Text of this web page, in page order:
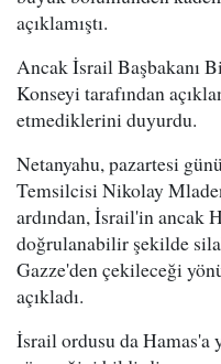
açıklamıştı.
Ancak İsrail Başbakanı
Konseyi tarafından
etmediklerini duyurdu.
Netanyahu, pazartesi
Temsilcisi Nikolay
ardından, İsrail'in ancak
doğrulanabilir şekilde
Gazze'den çekileceği
açıkladı.
İsrail ordusu da Hamas'a